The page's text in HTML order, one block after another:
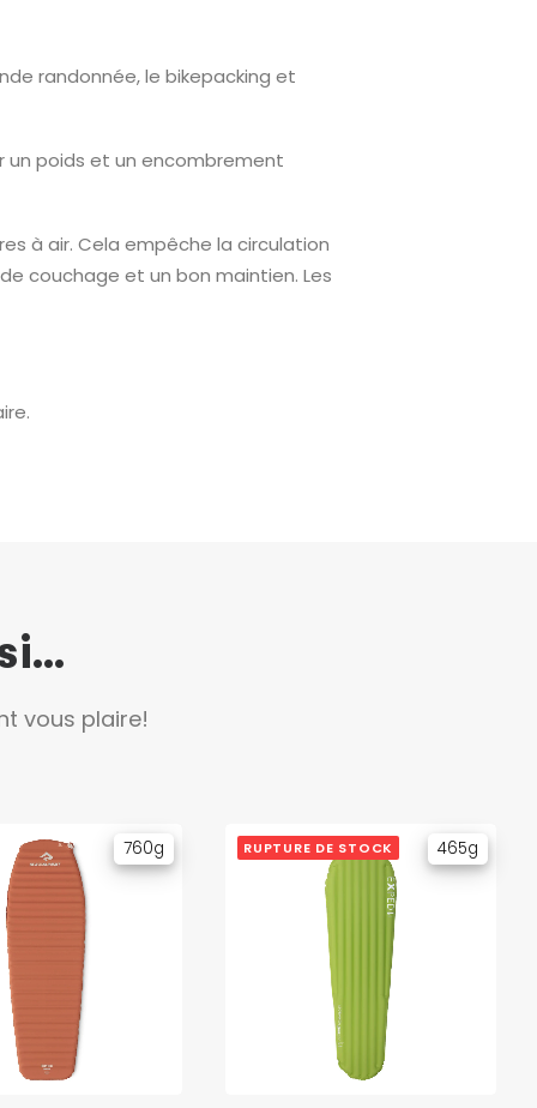
randonnée, le bikepacking et
un poids et un encombrement
à air. Cela empêche la circulation
couchage et un bon maintien. Les
vous plaire!
760g 465g
RUPTURE DE STOCK